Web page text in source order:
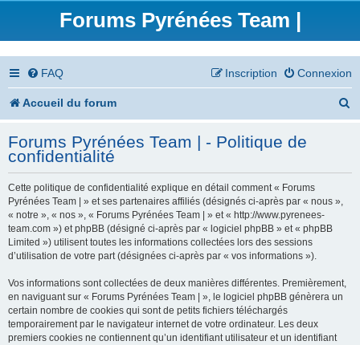
Forums Pyrénées Team |
FAQ Connexion
Inscription
Accueil du forum
h
Forums Pyrénées Team | - Politique de
confidentialité
Cette politique de confidentialité explique en détail comment « Forums
Pyrénées Team | » et ses partenaires affiliés (désignés ci-après par « nous »,
« notre », « nos », « Forums Pyrénées Team | » et « http://www.pyrenees-
team.com ») et phpBB (désigné ci-après par « logiciel phpBB » et « phpBB
Limited ») utilisent toutes les informations collectées lors des sessions
d’utilisation de votre part (désignées ci-après par « vos informations »).
Vos informations sont collectées de deux manières différentes. Premièrement,
en naviguant sur « Forums Pyrénées Team | », le logiciel phpBB génèrera un
certain nombre de cookies qui sont de petits fichiers téléchargés
temporairement par le navigateur internet de votre ordinateur. Les deux
premiers cookies ne contiennent qu’un identifiant utilisateur et un identifiant